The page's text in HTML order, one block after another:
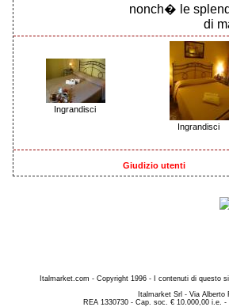
nonch� le
di
Ingrandisci
Ingrandisci
Giudizio utenti
Italmarket.com - Copyright 1996 - I contenuti di questo
Italmarket Srl - Via
REA 1330730 - Cap. soc. € 10.000,00 i.e.